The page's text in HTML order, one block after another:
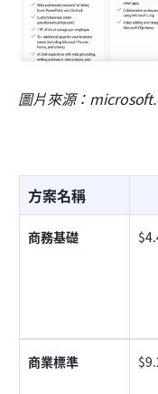
圖片來源：
方案名稱
商務基礎
商業標準